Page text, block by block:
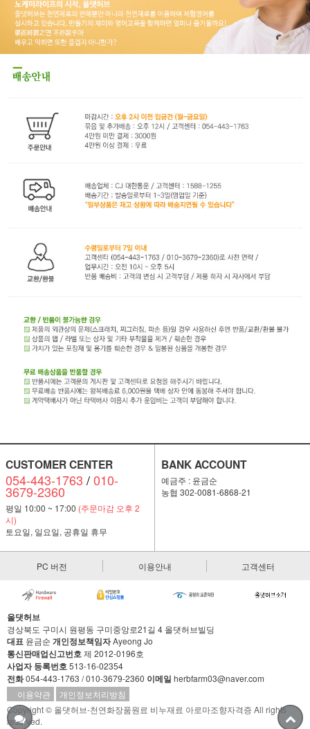
CUSTOMER CENTER
054-443-1763 /010-
3679-2360
평일 10:00 ~ 17:00 (주문마감 오후 2
시)
토요일, 일요일, 공휴일 휴무
BANK ACCOUNT
예금주 : 윤금순
농협 302-0081-6868-21
PC 버전 이용안내 고객센터
올댓허브
경상북도 구미시 원평동 구미중앙로21길 4 올댓허브빌딩
대표 윤금순 개인정보책임자Ayeong Jo
통신판매업신고번호 제 2012-0196호
사업자 등록번호 513-16-02354
전화054-443-1763 / 010-3679-2360 이메일 herbfarm03@naver.com
이용약관
개인정보처리방침
Copyright © 올댓허브-천연화장품원료 비누재료 아로마조향자격증 All rights
reserved.